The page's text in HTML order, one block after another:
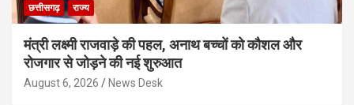
छत्तीसगढ़ राज्य
मंत्री लक्ष्मी राजवाड़े की पहल, अनाथ बच्चों को कौशल और
रोजगार से जोड़ने की नई शुरुआत
August 6, 2026 News Desk